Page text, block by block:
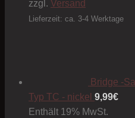
zzgl. Versand
Lieferzeit: ca. 3-4 Werktage
Bridge -
Typ TC - nickel 9,99€
Enthält 19% MwSt.